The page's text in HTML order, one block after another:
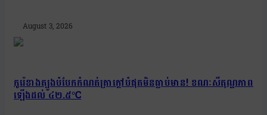
August 3, 2026
កូរ៉េខាងត្បូងបំបែកកំណត់ត្រាក្ដៅបំផុតមិនធ្លាប់មាន! ខណៈសីតុណ្ហភាព
ឡើងដល់ ៤២.៥°C